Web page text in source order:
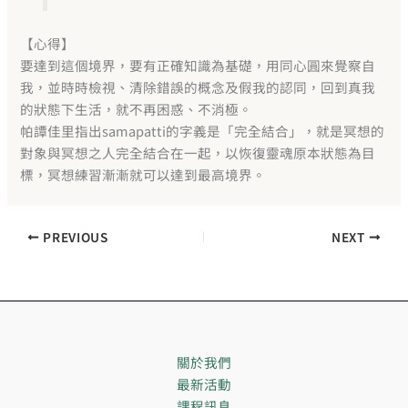
【心得】
要達到這個境界，要有正確知識為基礎，用同心圓來覺察自
我，並時時檢視、清除錯誤的概念及假我的認同，回到真我
的狀態下生活，就不再困惑、不消極。
帕譚佳里指出samapatti的字義是「完全結合」，就是冥想的
對象與冥想之人完全結合在一起，以恢復靈魂原本狀態為目
標，冥想練習漸漸就可以達到最高境界。
PREVIOUS NEXT
關於我們
最新活動